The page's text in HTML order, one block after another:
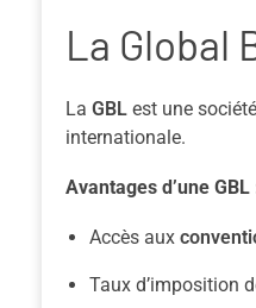
La Global
La GBL est une
internationale.
Avantages d’une GBL
Accès aux
Taux d’imposition